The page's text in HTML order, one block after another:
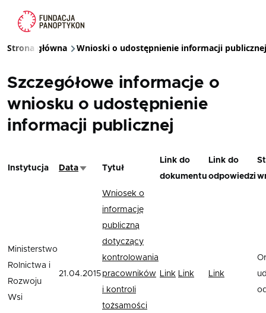
Ścieżka nawigacyjna
Strona główna Wnioski o udostępnienie informacji publicznej
Szczegółowe informacje o
wniosku o udostępnienie
informacji publicznej
Instytucja DataSortuj rosnąco
Tytuł
Link do
dokumentu
Link do
odpowiedzi
Ministerstwo
Rolnictwa i
Rozwoju
Wsi
21.04.2015
Wniosek o
informację
publiczną
dotyczący
kontrolowania
pracowników
i kontroli
tożsamości
Link Link Link